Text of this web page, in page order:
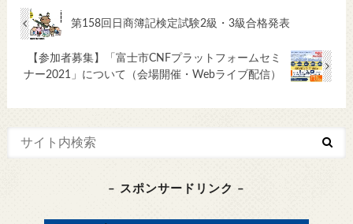
第158回日商簿記検定試験2級・3級合格発表
【参加者募集】「富士市CNFプラットフォームセミ
ナー2021」について（会場開催・Webライブ配信）
– スポンサードリンク –